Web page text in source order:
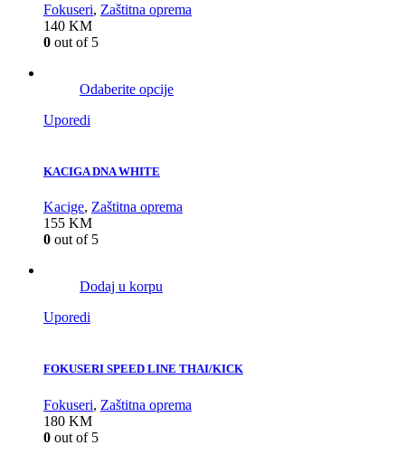
Fokuseri, Zaštitna oprema
140 KM
0 out of 5
Odaberite opcije
Uporedi
KACIGA DNA WHITE
Kacige, Zaštitna oprema
155 KM
0 out of 5
Dodaj u korpu
Uporedi
FOKUSERI SPEED LINE THAI/KICK
Fokuseri, Zaštitna oprema
180 KM
0 out of 5